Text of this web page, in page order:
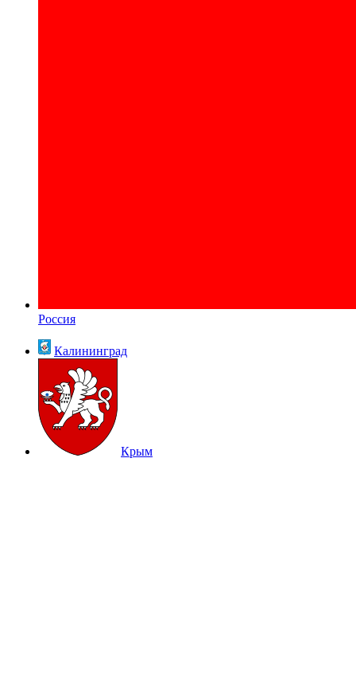
Россия
Калининград
Крым